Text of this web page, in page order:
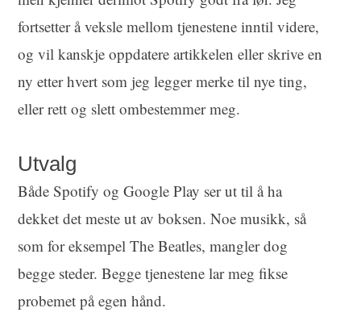
fortsetter å veksle mellom tjenestene inntil videre,
og vil kanskje oppdatere artikkelen eller skrive en
ny etter hvert som jeg legger merke til nye ting,
eller rett og slett ombestemmer meg.
Utvalg
Både Spotify og Google Play ser ut til å ha
dekket det meste ut av boksen. Noe musikk, så
som for eksempel The Beatles, mangler dog
begge steder. Begge tjenestene lar meg fikse
probemet på egen hånd.